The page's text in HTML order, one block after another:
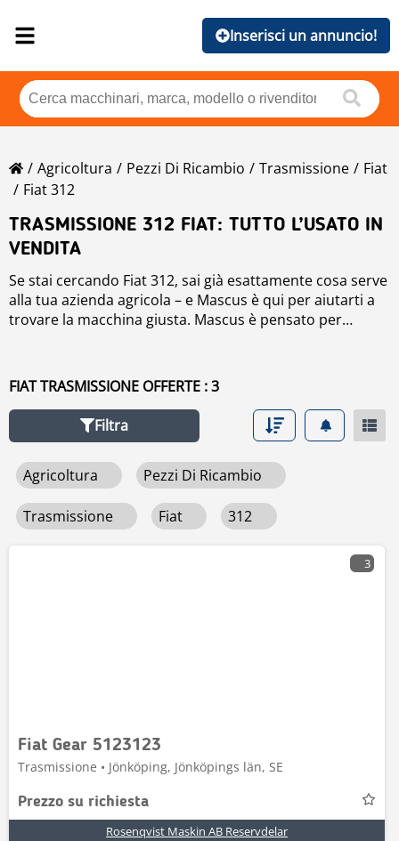
Inserisci un annuncio!
Agricoltura Pezzi Di Ricambio Trasmissione
Fiat
Fiat 312
TRASMISSIONE 312 FIAT: TUTTO L’USATO IN
VENDITA
Se stai cercando Fiat 312, sai già esattamente cosa serve
alla tua azienda agricola – e Mascus è qui per aiutarti a
trovare la macchina giusta. Mascus è pensato per
attrezzature più adatte alle proprie esigenze.
nuovi e usati ben tenuti, disponibili in e anche all’estero.
Che tu abbia bisogno di una macchina per lavori pesanti
o per l’agricoltura di precisione, Mascus ti permette di
confrontare facilmente specifiche tecniche e prezzi per
vai subito al punto: trova su Mascus il tuo Fiat 312 ideale!
FIAT TRASMISSIONE OFFERTE : 3
Filtra
Agricoltura Pezzi Di Ricambio
Trasmissione Fiat 312
3
Fiat Gear 5123123
Trasmissione • Jönköping, Jönköpings län, SE
Prezzo su richiesta
Rosenqvist Maskin AB Reservdelar